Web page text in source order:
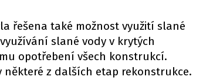
řešena také možnost využití slané
slané vody v krytých
opotřebení všech konstrukcí.
z dalších etap rekonstrukce.